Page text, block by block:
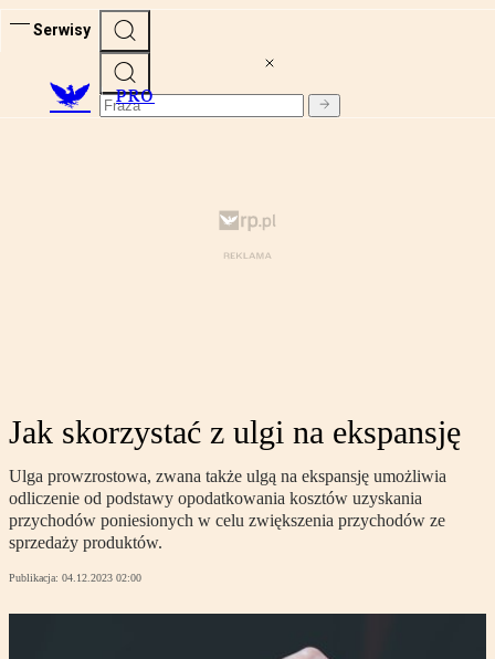
Serwisy
PRO
Jak skorzystać z ulgi na ekspansję
Ulga prowzrostowa, zwana także ulgą na ekspansję umożliwia
odliczenie od podstawy opodatkowania kosztów uzyskania
przychodów poniesionych w celu zwiększenia przychodów ze
sprzedaży produktów.
Publikacja: 04.12.2023 02:00